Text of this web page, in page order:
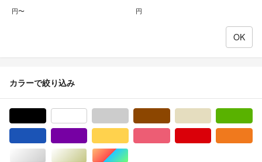
円〜 円
カラーで絞り込み
シルバー/銀色系ゴールド/金色系マルチカラー